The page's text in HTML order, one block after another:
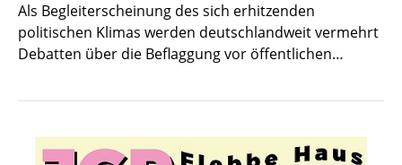
Als Begleiterscheinung des sich erhitzenden
politischen Klimas werden deutschlandweit vermehrt
Debatten über die Beflaggung vor öffentlichen…